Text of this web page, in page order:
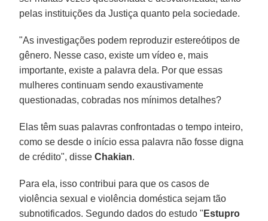
pelas instituições da Justiça quanto pela sociedade.
"As investigações podem reproduzir estereótipos de
gênero. Nesse caso, existe um vídeo e, mais
importante, existe a palavra dela. Por que essas
mulheres continuam sendo exaustivamente
questionadas, cobradas nos mínimos detalhes?
Elas têm suas palavras confrontadas o tempo inteiro,
como se desde o início essa palavra não fosse digna
de crédito", disseChakian.
Para ela, isso contribui para que os casos de
violência sexual e violência doméstica sejam tão
subnotificados. Segundo dados do estudo " Estupro